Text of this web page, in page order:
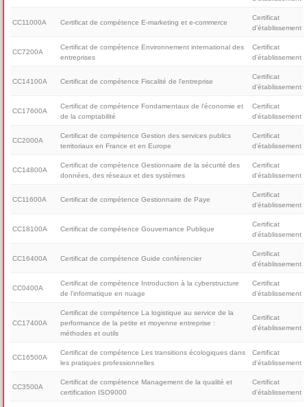
CC11000A Certificat de compétence E-marketing et e-commerce
Certificat
d'établissement
CC7200A
Certificat de compétence Environnement international des
entreprises
Certificat
d'établissement
CC14100A Certificat de compétence Fiscalité de l'entreprise
Certificat
d'établissement
CC17600A
Certificat de compétence Fondamentaux de l'économie et
de la comptabilité
Certificat
d'établissement
CC2000A
Certificat de compétence Gestion des services publics
territoriaux en France et en Europe
Certificat
d'établissement
CC14800A
Certificat de compétence Gestionnaire de la sécurité des
données, des réseaux et des systèmes
Certificat
d'établissement
CC11600A Certificat de compétence Gestionnaire de Paye
Certificat
d'établissement
CC18100A Certificat de compétence Gouvernance Publique
Certificat
d'établissement
CC16400A Certificat de compétence Guide conférencier
Certificat
d'établissement
CC0400A
Certificat de compétence Introduction à la cyberstructure
de l'informatique en nuage
Certificat
d'établissement
CC17400A
Certificat de compétence La logistique au service de la
performance de la petite et moyenne entreprise :
méthodes et outils
Certificat
d'établissement
CC16500A
Certificat de compétence Les transitions écologiques dans
les pratiques professionnelles
Certificat
d'établissement
CC3500A
Certificat de compétence Management de la qualité et
certification ISO9000
Certificat
d'établissement